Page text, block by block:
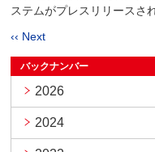
ステムがプレスリリースさ
‹‹ Next
バックナンバー
2026
2024